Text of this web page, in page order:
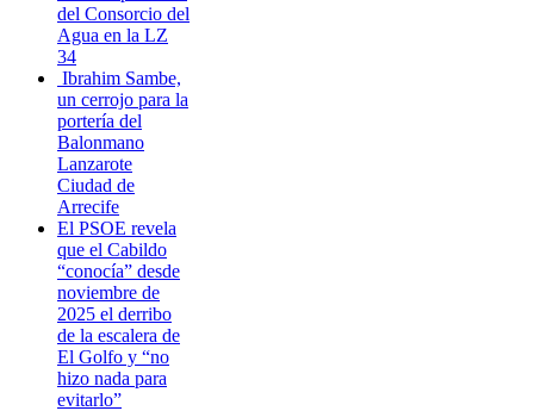
del Consorcio del
Agua en la LZ
34
Ibrahim Sambe,
un cerrojo para la
portería del
Balonmano
Lanzarote
Ciudad de
Arrecife
El PSOE revela
que el Cabildo
“conocía” desde
noviembre de
2025 el derribo
de la escalera de
El Golfo y “no
hizo nada para
evitarlo”